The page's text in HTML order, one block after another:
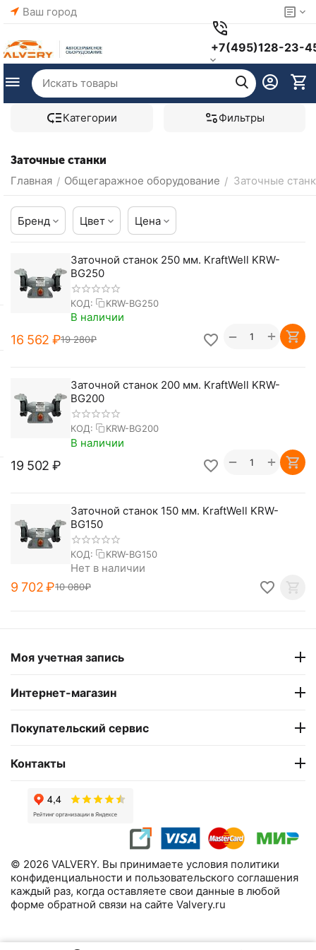
Ваш город
+7(495)128-23-
Категории Фильтры
Заточные станки
Главная / Общегаражное оборудование / Заточные
Бренд Цвет Цена
Заточной станок 250 мм. KraftWell KRW-
BG250
КОД: KRW-BG250
В наличии
16 562 ₽19 280₽ +
−
Заточной станок 200 мм. KraftWell KRW-
BG200
КОД: KRW-BG200
В наличии
19 502 ₽ +
−
Заточной станок 150 мм. KraftWell KRW-
BG150
КОД: KRW-BG150
Нет в наличии
9 702 ₽10 080₽
Моя учетная запись
Интернет-магазин
Покупательский сервис
Контакты
© 2026 VALVERY. Вы принимаете условия политики
конфиденциальности и пользовательского соглашения
каждый раз, когда оставляете свои данные в любой
форме обратной связи на сайте Valvery.ru